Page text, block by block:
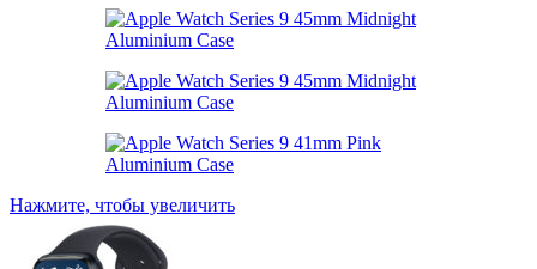
Нажмите, чтобы увеличить